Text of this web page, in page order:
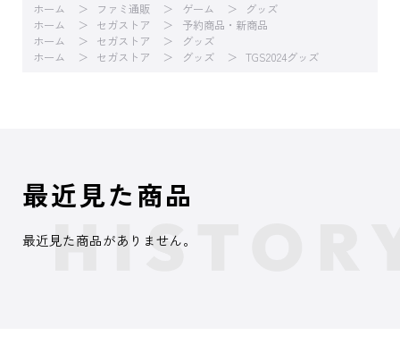
ホーム ファミ通販 ゲーム
グッズ
ホーム
セガストア
予約商品・新商品
ホーム
セガストア
グッズ
ホーム
セガストア グッズ TGS2024グッズ
最近見た商品
最近見た商品がありません。